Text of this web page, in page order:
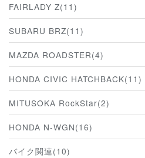
FAIRLADY Z(11)
SUBARU BRZ(11)
MAZDA ROADSTER(4)
HONDA CIVIC HATCHBACK(11)
MITUSOKA RockStar(2)
HONDA N-WGN(16)
バイク関連(10)